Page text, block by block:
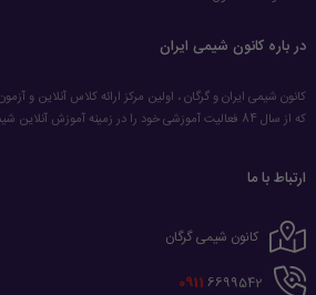
در باره کانون شیمی ایران
کانون شیمی ایران و گرگان ، اولین مرکز ارائه کلاس آنلاین و
که از سال 84 فعالیت آموزشی خود را در زمینه آموزش آنلاین شیمی شروع کرده است .
ارتباط با ما
کانون شیمی گرگان
0911 6699542